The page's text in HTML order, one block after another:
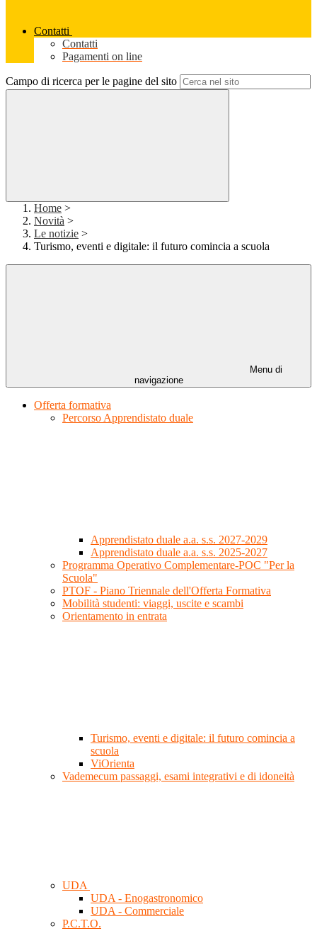
Contatti
Contatti
Pagamenti on line
Campo di ricerca per le pagine del sito
Home >
Novità >
Le notizie >
Turismo, eventi e digitale: il futuro comincia a scuola
Menu di
navigazione
Offerta formativa
Percorso Apprendistato duale
Apprendistato duale a.a. s.s. 2027-2029
Apprendistato duale a.a. s.s. 2025-2027
Programma Operativo Complementare-POC "Per la
Scuola"
PTOF - Piano Triennale dell'Offerta Formativa
Mobilità studenti: viaggi, uscite e scambi
Orientamento in entrata
Turismo, eventi e digitale: il futuro comincia a
scuola
ViOrienta
Vademecum passaggi, esami integrativi e di idoneità
UDA
UDA - Enogastronomico
UDA - Commerciale
P.C.T.O.